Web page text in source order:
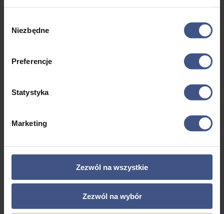
zgody
Niezbędne
Preferencje
Statystyka
Marketing
Zezwól na wszystkie
Zezwól na wybór
Torunia na XIX-wiecznej mapie Europy: miasto leżało
Torunia przebiegała wzdłuż rzeki Drwęcy. Dzięki pruskim
fortom Toruń uzyskał w XIX wieku rangę miasta-twierdzy.
Zwiedzanie Fortu z przewodnikiem i pochodniami dla
uczestników.
Szukaj: